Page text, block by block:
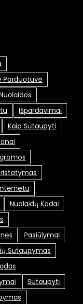
Parduotuvė
Išpardavimai
Kaip Sutaupyti
Nuolaidų Kodai
Pasiūlymai
Sutaupymas
Sutaupyti